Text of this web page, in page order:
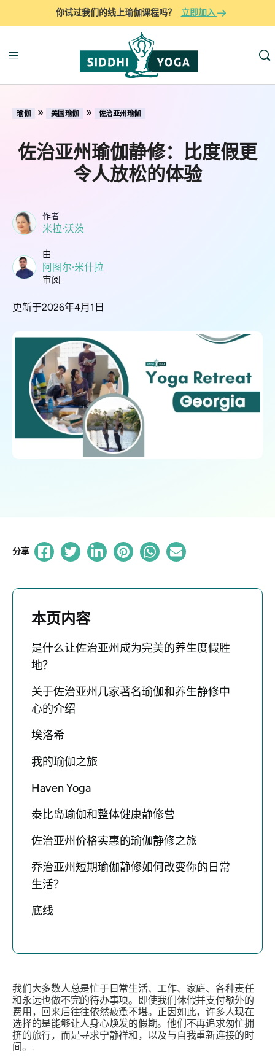
你试过我们的线上瑜伽课程吗？ 立即加入
瑜伽 » 美国瑜伽 » 佐治亚州瑜伽
佐治亚州瑜伽静修：比度假更
令人放松的体验
作者
米拉·沃茨
由
阿图尔·米什拉
审阅
更新于2026年4月1日
分享
本页内容
是什么让佐治亚州成为完美的养生度假胜
地？
关于佐治亚州几家著名瑜伽和养生静修中
心的介绍
埃洛希
我的瑜伽之旅
Haven Yoga
泰比岛瑜伽和整体健康静修营
佐治亚州价格实惠的瑜伽静修之旅
乔治亚州短期瑜伽静修如何改变你的日常
生活？
底线
我们大多数人总是忙于日常生活、工作、家庭、各种责任
和永远也做不完的待办事项。即使我们休假并支付额外的
费用，回来后往往依然疲惫不堪。正因如此，许多人现在
选择的是能够让人身心焕发的假期。他们不再追求匆忙拥
挤的旅行，而是寻求宁静祥和，以及与自我重新连接的时
间。.